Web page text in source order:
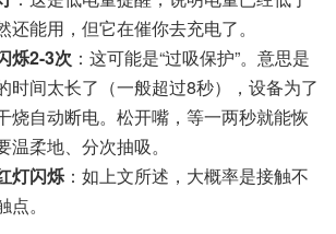
还能用，但它在催你去充电了。
烁2-3次 ：这可能是“过吸保护”。意思是
时间太长了（一般超过8秒），设备为了
烧自动断电。松开嘴，等一两秒就能恢
温柔地、分次抽吸。
灯闪烁 ：如上文所述，大概率是接触不
。